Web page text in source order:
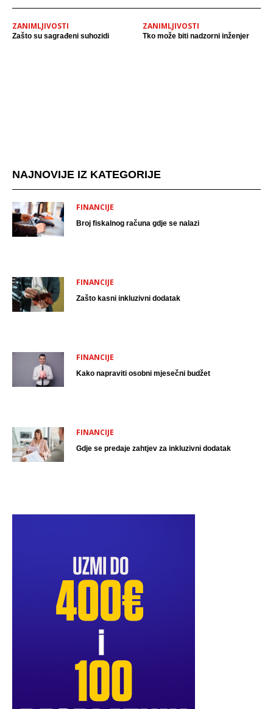
ZANIMLJIVOSTI
Zašto su sagrađeni suhozidi
ZANIMLJIVOSTI
Tko može biti nadzorni inženjer
NAJNOVIJE IZ KATEGORIJE
FINANCIJE
Broj fiskalnog računa gdje se nalazi
FINANCIJE
Zašto kasni inkluzivni dodatak
FINANCIJE
Kako napraviti osobni mjesečni budžet
FINANCIJE
Gdje se predaje zahtjev za inkluzivni dodatak